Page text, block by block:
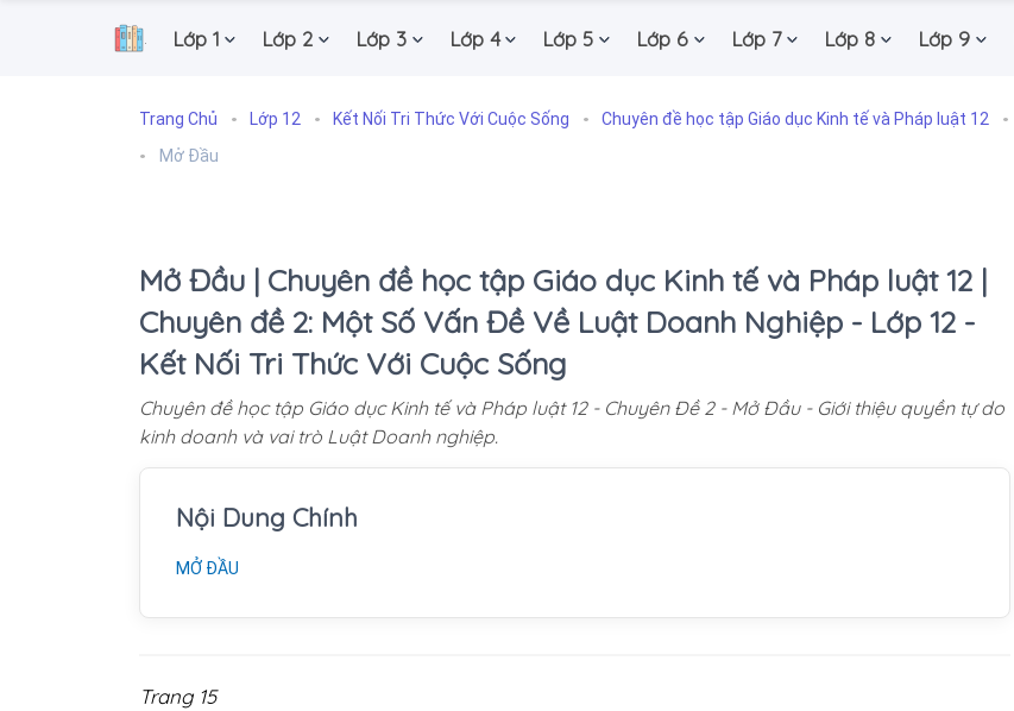
. Lớp 1 Lớp 2 Lớp 3 Lớp 4 Lớp 5 Lớp 6 Lớp 7 Lớp 8 Lớp 9
Trang Chủ Lớp 12 Kết Nối Tri Thức Với Cuộc Sống Chuyên đề học tập Giáo dục Kinh tế và Pháp luật 12
Mở Đầu
Mở Đầu | Chuyên đề học tập Giáo dục Kinh tế và Pháp luật 12 |
Chuyên đề 2: Một Số Vấn Đề Về Luật Doanh Nghiệp - Lớp 12 -
Kết Nối Tri Thức Với Cuộc Sống
Chuyên đề học tập Giáo dục Kinh tế và Pháp luật 12 - Chuyên Đề 2 - Mở Đầu - Giới thiệu quyền tự do
kinh doanh và vai trò Luật Doanh nghiệp.
Nội Dung Chính
MỞ ĐẦU
Trang 15